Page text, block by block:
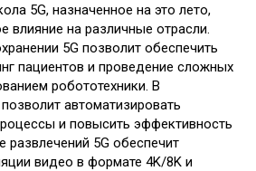
5G, назначенное на это лето,
влияние на различные отрасли.
5G позволит обеспечить
пациентов и проведение сложных
робототехники. В
автоматизировать
и повысить эффективность
развлечений 5G обеспечит
видео в формате 4K/8K и